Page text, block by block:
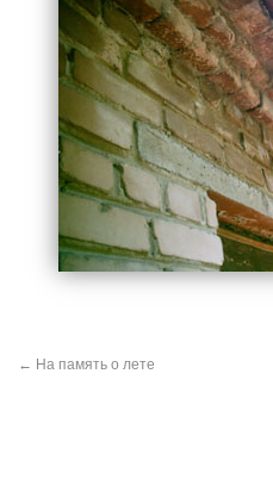
← На память о лете